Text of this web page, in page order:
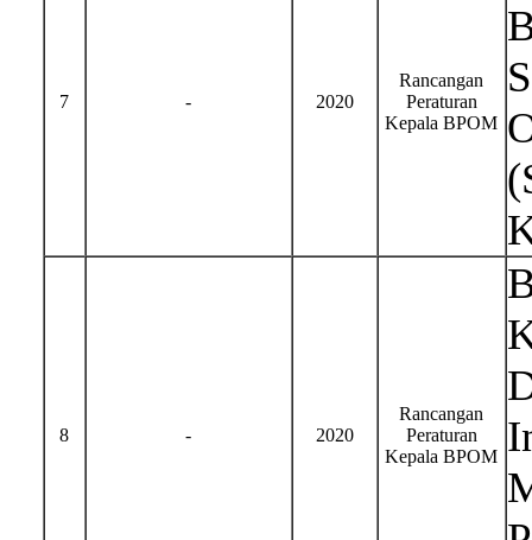
7 - 2020
Rancangan
Peraturan
Kepala BPOM
8 - 2020
Rancangan
Peraturan
Kepala BPOM